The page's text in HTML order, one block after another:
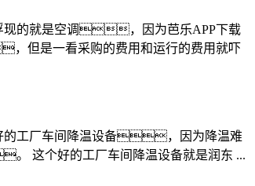
的就是空调，因为芭乐APP下载
但是一看采购的费用和运行的费用就吓
的工厂车间降温设备，因为降温难
这个好的工厂车间降温设备就是润东 ...